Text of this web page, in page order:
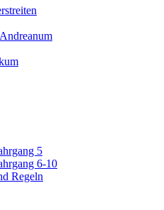
5
6-10
Regeln